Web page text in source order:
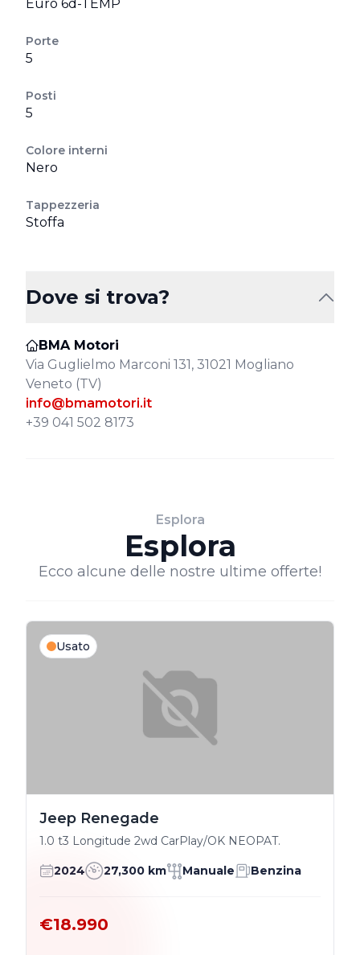
Euro 6d-TEMP
Porte
5
Posti
5
Colore interni
Nero
Tappezzeria
Stoffa
Dove si trova?
BMA Motori
Via Guglielmo Marconi 131, 31021 Mogliano
Veneto (TV)
info@bmamotori.it
+39 041 502 8173
Esplora
Esplora
Ecco alcune delle nostre ultime offerte!
Usato
Jeep Renegade
1.0 t3 Longitude 2wd CarPlay/OK NEOPAT.
2024 27,300 km Manuale Benzina
€18.990